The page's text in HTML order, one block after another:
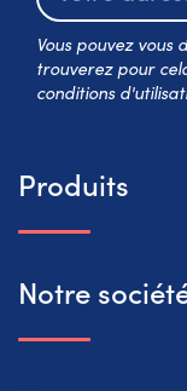
Vous pouvez vous
trouverez pour
conditions
Produits
Notre